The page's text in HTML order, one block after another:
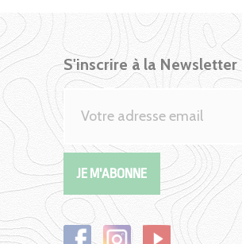
S'inscrire à la Newsletter